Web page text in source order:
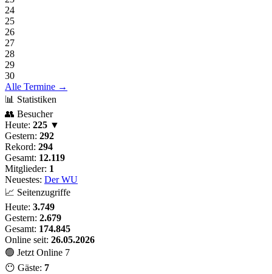
24
25
26
27
28
29
30
Alle Termine →
📊 Statistiken
👥 Besucher
Heute: 225 ▼
Gestern: 292
Rekord: 294
Gesamt: 12.119
Mitglieder: 1
Neuestes: Der WU
📈 Seitenzugriffe
Heute: 3.749
Gestern: 2.679
Gesamt: 174.845
Online seit: 26.05.2026
🟢 Jetzt Online 7
😶 Gäste: 7